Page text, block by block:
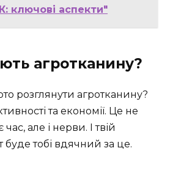
ключові аспекти"
агротканину?
розглянути агротканину?
та економії. Це не
але і нерви. І твій
тобі вдячний за це.